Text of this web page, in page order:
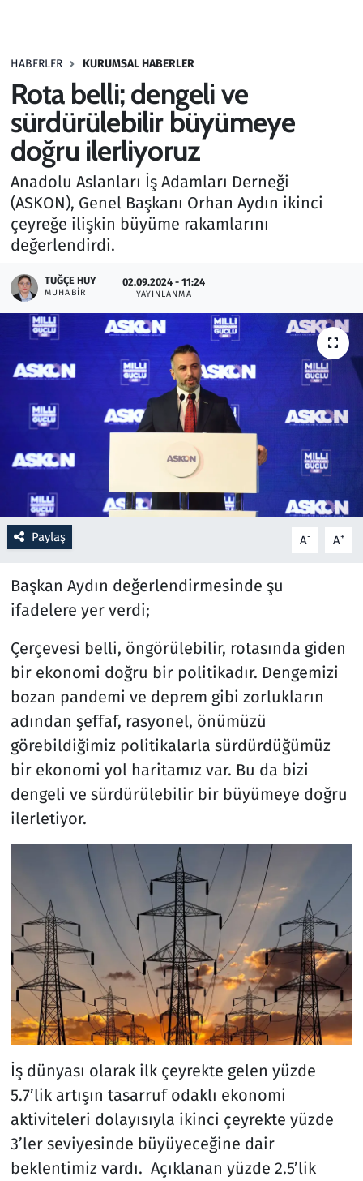
HABERLER KURUMSAL HABERLER
Rota belli; dengeli ve
sürdürülebilir büyümeye
doğru ilerliyoruz
Anadolu Aslanları İş Adamları Derneği
(ASKON), Genel Başkanı Orhan Aydın ikinci
çeyreğe ilişkin büyüme rakamlarını
değerlendirdi.
TUĞÇE HUY
MUHABIR
02.09.2024 - 11:24
YAYINLANMA
Paylaş A- A+
Başkan Aydın değerlendirmesinde şu
ifadelere yer verdi;
Çerçevesi belli, öngörülebilir, rotasında giden
bir ekonomi doğru bir politikadır. Dengemizi
bozan pandemi ve deprem gibi zorlukların
adından şeffaf, rasyonel, önümüzü
görebildiğimiz politikalarla sürdürdüğümüz
bir ekonomi yol haritamız var. Bu da bizi
dengeli ve sürdürülebilir bir büyümeye doğru
ilerletiyor.
İş dünyası olarak ilk çeyrekte gelen yüzde
5.7’lik artışın tasarruf odaklı ekonomi
aktiviteleri dolayısıyla ikinci çeyrekte yüzde
3’ler seviyesinde büyüyeceğine dair
beklentimiz vardı. Açıklanan yüzde 2.5’lik
Haber
Kültür Sanat
Kurumsal Haberler
Lezzet Durağı
Memur ve Kamu
Otomobil
Oyun
Ramazan
Resmi İlanlar
Rüya Tabirleri
Savunma Sanayi
Spor
Teknoloji ve Bilim
Televizyon